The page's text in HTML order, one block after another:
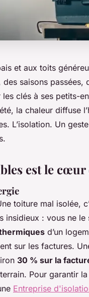
et aux toits
saisons passées,
clés à ses petits-
la chaleur diffuse
L’isolation. Un
est le
toiture mal isolée,
insidieux : vous ne
d’un
sur les factures.
30 % sur la
Pour garantir
Entreprise